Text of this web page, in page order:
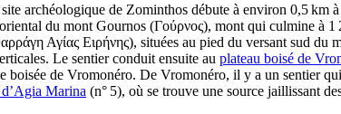
archéologique de Zominthos débute à environ 0,5 km à
du mont Gournos (Γούρνος), mont qui culmine à 1
Αγίας Ειρήνης), situées au pied du versant sud du
Le sentier conduit ensuite au plateau boisé de
boisée de Vromonéro. De Vromonéro, il y a un sentier
Marina (n° 5), où se trouve une source jaillissant